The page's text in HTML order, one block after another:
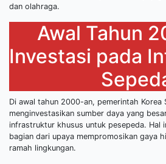
dan olahraga.
Awal Tahun
Investasi pada
Di awal tahun 2000-an, pemerintah Korea
menginvestasikan sumber daya yang
infrastruktur khusus untuk pesepeda. Hal
bagian dari upaya mempromosikan gaya
ramah lingkungan.